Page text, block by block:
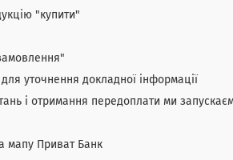
"купити"
уточнення докладної інформації
і отримання передоплати ми
Приват Банк